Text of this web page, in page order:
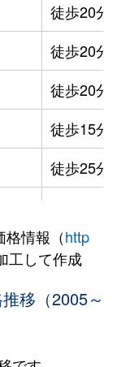
徒歩20分
徒歩20分
徒歩20分
徒歩15分
徒歩25分
徒歩45分
情報（http
工して作成
移（2005～